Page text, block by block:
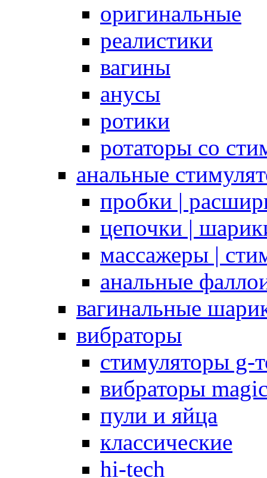
оригинальные
реалистики
вагины
анусы
ротики
ротаторы со
анальные
пробки |
цепочки |
массажеры |
анальные
вагинальные
вибраторы
стимуляторы g-
вибраторы
пули и яйца
классические
hi-tech